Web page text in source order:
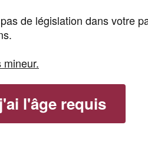
de législation dans votre
mineur.
l'âge requis